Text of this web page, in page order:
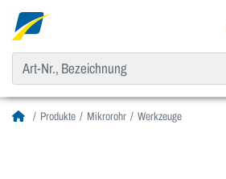
Produkte Mikrorohr Werkzeuge